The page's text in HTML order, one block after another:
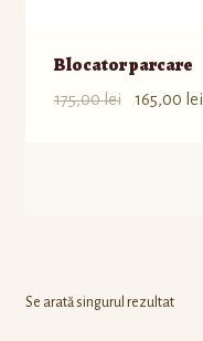
Blocator parcare
175,00lei 165,00 lei
Se arată singurul rezultat